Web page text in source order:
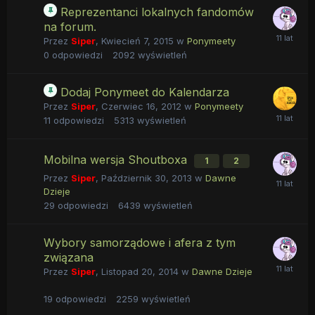
Reprezentanci lokalnych fandomów
na forum.
Przez Siper, Kwiecień 7, 2015 w Ponymeety
0 odpowiedzi 2092 wyświetleń
Dodaj Ponymeet do Kalendarza
Przez Siper, Czerwiec 16, 2012 w Ponymeety
11 odpowiedzi 5313 wyświetleń
Mobilna wersja Shoutboxa 1 2
Przez Siper, Październik 30, 2013 w Dawne
Dzieje
29 odpowiedzi 6439 wyświetleń
Wybory samorządowe i afera z tym
związana
Przez Siper, Listopad 20, 2014 w Dawne Dzieje
19 odpowiedzi 2259 wyświetleń